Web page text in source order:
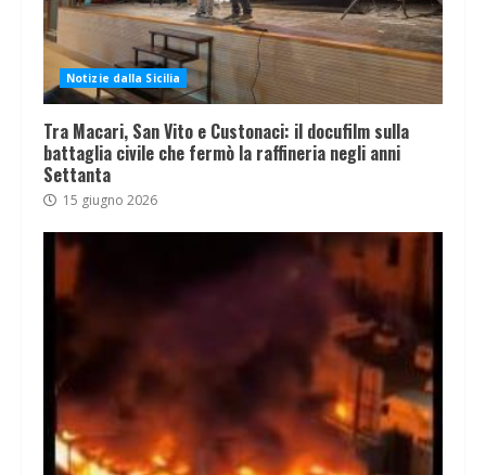
Notizie dalla Sicilia
Tra Macari, San Vito e Custonaci: il docufilm sulla
battaglia civile che fermò la raffineria negli anni
Settanta
15 giugno 2026